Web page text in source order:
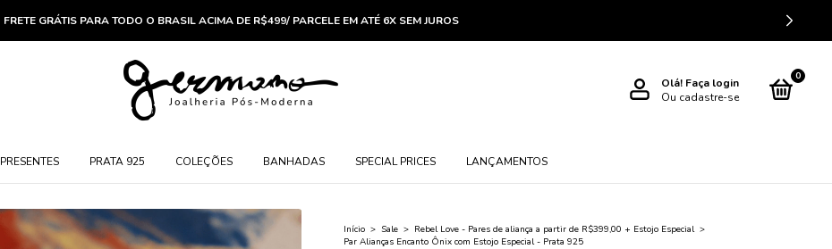
FRETE GRÁTIS PARA TODO O BRASIL ACIMA DE R$499/ PARCELE EM ATÉ 6X SEM JUROS
Olá! Faça login
Ou cadastre-se
0
PRESENTES PRATA 925 COLEÇÕES BANHADAS SPECIAL PRICES LANÇAMENTOS
Início > Sale > Rebel Love - Pares de aliança a partir de R$399,00 + Estojo Especial >
Par Alianças Encanto Ônix com Estojo Especial - Prata 925